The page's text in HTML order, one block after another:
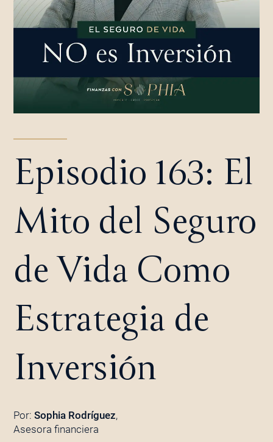
Episodio 163: El
Mito del Seguro
de Vida Como
Estrategia de
Inversión
Por: Sophia Rodríguez,
Asesora financiera